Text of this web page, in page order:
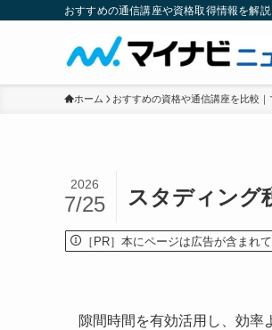
おすすめの通信講座や資格取得情報を解説
ホーム おすすめの資格や通信講座を比較
スタディング
2026
7/25
［PR］本にページは広告が含まれて
隙間時間を有効活用し、効率